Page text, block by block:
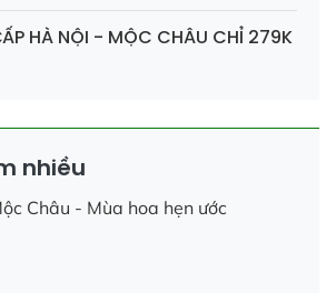
HÀ NỘI - MỘC CHÂU CHỈ 279K
nhiều
Châu - Mùa hoa hẹn ước